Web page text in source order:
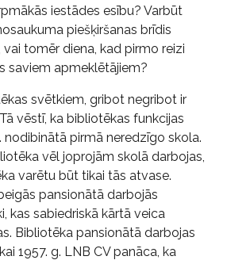
iestādes esību? Varbūt
piešķiršanas brīdis
tomēr diena, kad pirmo reizi
saviem apmeklētājiem?
svētkiem, gribot negribot ir
vēstī, ka bibliotēkas funkcijas
nodibinātā pirmā neredzīgo skola.
vēl joprojām skolā darbojas,
varētu būt tikai tās atvase.
pansionātā darbojās
kas sabiedriskā kārtā veica
Bibliotēka pansionātā darbojas
1957. g. LNB CV panāca, ka